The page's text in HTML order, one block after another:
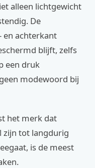
alleen lichtgewicht
De
en achterkant
blijft, zelfs
een druk
modewoord bij
het merk dat
zijn tot langdurig
is de meest